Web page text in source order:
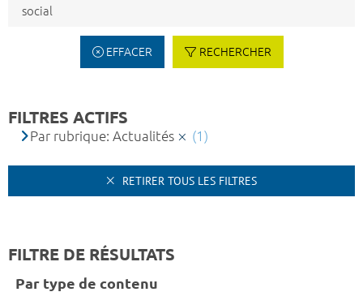
EFFACER RECHERCHER
FILTRES ACTIFS
Par rubrique: Actualités (1)
RETIRER TOUS LES FILTRES
FILTRE DE RÉSULTATS
Par type de contenu